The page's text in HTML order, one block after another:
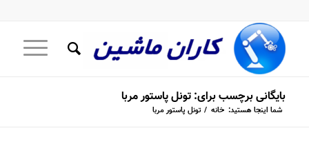
بایگانی برچسب برای: تونل پاستور مربا
شما اینجا هستید: خانه / تونل پاستور مربا